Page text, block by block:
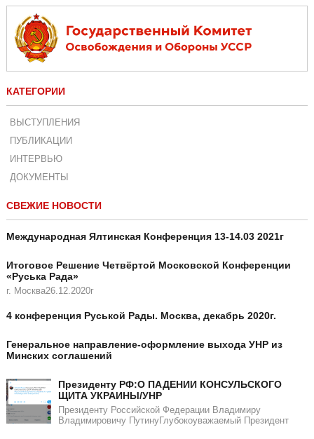
КАТЕГОРИИ
ВЫСТУПЛЕНИЯ
ПУБЛИКАЦИИ
ИНТЕРВЬЮ
ДОКУМЕНТЫ
СВЕЖИЕ НОВОСТИ
Международная Ялтинская Конференция 13-14.03 2021г
Итоговое Решение Четвёртой Московской Конференции
«Руська Рада»
г. Москва26.12.2020г
4 конференция Руськой Рады. Москва, декабрь 2020г.
Генеральное направление-оформление выхода УНР из
Минских соглашений
Президенту РФ:О ПАДЕНИИ КОНСУЛЬСКОГО
ЩИТА УКРАИНЫ/УНР​​
Президенту Российской Федерации Владимиру
Владимировичу ПутинуГлубокоуважаемый Президент